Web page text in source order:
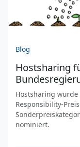
Blog
Hostsharing
Hostsharing
Responsibility-
nominiert.